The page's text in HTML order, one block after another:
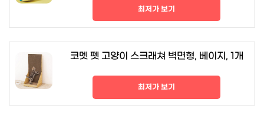
최저가 보기
코멧 펫 고양이 스크래쳐 벽면형, 베이지, 1개
최저가 보기